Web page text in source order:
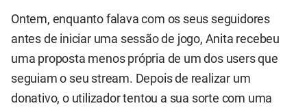
Ontem, enquanto falava com os seus seguidores
antes de iniciar uma sessão de jogo, Anita recebeu
uma proposta menos própria de um dos users que
seguiam o seu stream. Depois de realizar um
donativo, o utilizador tentou a sua sorte com uma